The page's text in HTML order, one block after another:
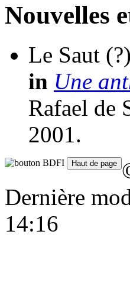
Nouvelles
Le Saut (?)
in Une
Rafael de
2001.
Dernière
14:16